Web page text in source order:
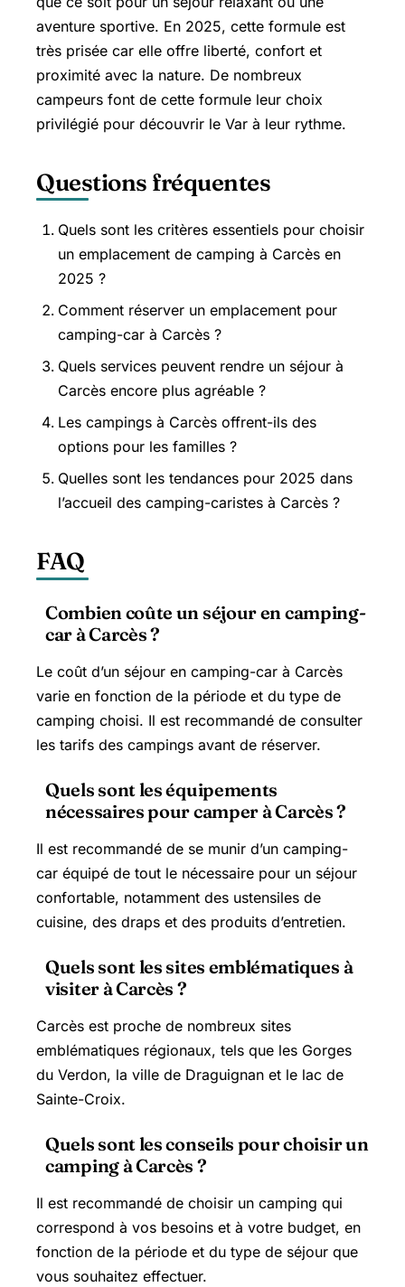
aventure sportive. En 2025, cette formule est
très prisée car elle offre liberté, confort et
proximité avec la nature. De nombreux
campeurs font de cette formule leur choix
privilégié pour découvrir le Var à leur rythme.
Questions fréquentes
Quels sont les critères essentiels pour choisir
un emplacement de camping à Carcès en
2025 ?
Comment réserver un emplacement pour
camping-car à Carcès ?
Quels services peuvent rendre un séjour à
Carcès encore plus agréable ?
Les campings à Carcès offrent-ils des
options pour les familles ?
Quelles sont les tendances pour 2025 dans
l’accueil des camping-caristes à Carcès ?
FAQ
Combien coûte un séjour en camping-
car à Carcès ?
Le coût d’un séjour en camping-car à Carcès
varie en fonction de la période et du type de
camping choisi. Il est recommandé de consulter
les tarifs des campings avant de réserver.
Quels sont les équipements
nécessaires pour camper à Carcès ?
Il est recommandé de se munir d’un camping-
car équipé de tout le nécessaire pour un séjour
confortable, notamment des ustensiles de
cuisine, des draps et des produits d’entretien.
Quels sont les sites emblématiques à
visiter à Carcès ?
Carcès est proche de nombreux sites
emblématiques régionaux, tels que les Gorges
du Verdon, la ville de Draguignan et le lac de
Sainte-Croix.
Quels sont les conseils pour choisir un
camping à Carcès ?
Il est recommandé de choisir un camping qui
correspond à vos besoins et à votre budget, en
fonction de la période et du type de séjour que
vous souhaitez effectuer.